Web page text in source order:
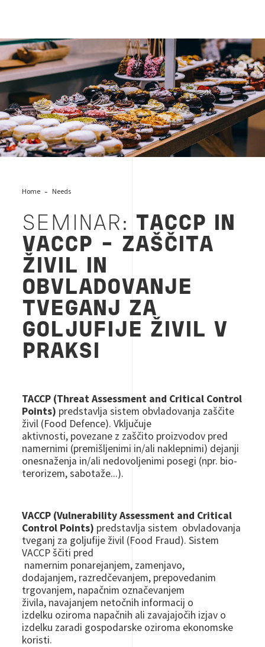
HACCP
Home Needs
SEMINAR: TACCP IN
VACCP – ZAŠČITA
ŽIVIL IN
OBVLADOVANJE
TVEGANJ ZA
GOLJUFIJE ŽIVIL V
PRAKSI
TACCP (Threat Assessment and Critical Control
Points) predstavlja sistem obvladovanja zaščite
živil (Food Defence). Vključuje
aktivnosti, povezane z zaščito proizvodov pred
namernimi (premišljenimi in/ali naklepnimi) dejanji
onesnaženja in/ali nedovoljenimi posegi (npr. bio-
terorizem, sabotaže...).
VACCP (Vulnerability Assessment and Critical
Control Points) predstavlja sistem obvladovanja
tveganj za goljufije živil (Food Fraud). Sistem
VACCP ščiti pred
namernim ponarejanjem, zamenjavo,
dodajanjem, razredčevanjem, prepovedanim
trgovanjem, napačnim označevanjem
živila, navajanjem netočnih informacij o
izdelku oziroma napačnih ali zavajajočih izjav o
izdelku zaradi gospodarske oziroma ekonomske
koristi.